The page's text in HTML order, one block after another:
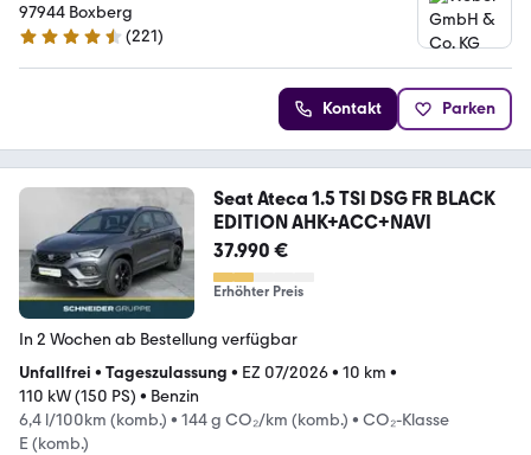
97944 Boxberg
4.6 Sterne
(221)
Kontakt Parken
Seat Ateca 1.5 TSI DSG FR BLACK
EDITION AHK+ACC+NAVI
37.990 €
Erhöhter Preis
In 2 Wochen ab Bestellung verfügbar
Unfallfrei • Tageszulassung • EZ 07/2026• 10 km •
110 kW (150 PS) • Benzin
6,4 l/100km (komb.) • 144 g CO₂/km (komb.) • CO₂-Klasse
E (komb.)